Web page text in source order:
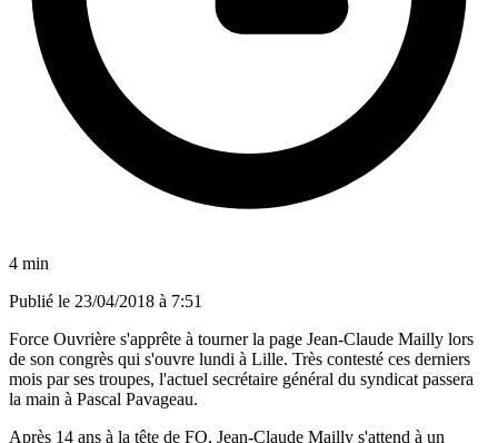
4 min
Publié le 23/04/2018 à 7:51
Force Ouvrière s'apprête à tourner la page Jean-Claude Mailly lors
de son congrès qui s'ouvre lundi à Lille. Très contesté ces derniers
mois par ses troupes, l'actuel secrétaire général du syndicat passera
la main à Pascal Pavageau.
Après 14 ans à la tête de FO, Jean-Claude Mailly s'attend à un